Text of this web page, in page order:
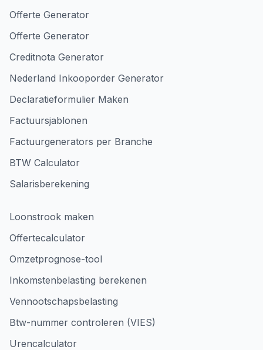
Offerte Generator
Offerte Generator
Creditnota Generator
Nederland Inkooporder Generator
Declaratieformulier Maken
Factuursjablonen
Factuurgenerators per Branche
BTW Calculator
Salarisberekening
Loonstrook maken
Offertecalculator
Omzetprognose-tool
Inkomstenbelasting berekenen
Vennootschapsbelasting
Btw-nummer controleren (VIES)
Urencalculator